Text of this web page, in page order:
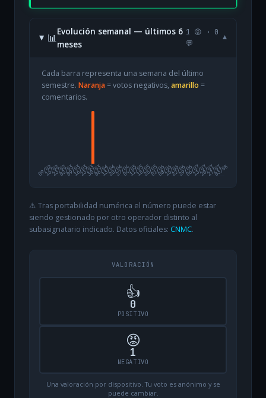
📊
Evolución semanal — últimos 6
meses
1 😡 · 0
💬
▾
Cada barra representa una semana del último
semestre. Naranja= votos negativos, amarillo =
comentarios.
09/02
16/0223/0202/0309/0316/0323/0330/0306/0413/0420/0427/0404/0511/0518/0525/0501/0608/0615/0622/0629/0606/0713/0720/0727/07
03/08
⚠️ Tras portabilidad numérica el número puede estar
siendo gestionado por otro operador distinto al
subasignatario indicado. Datos oficiales: CNMC.
VALORACIÓN
👍
0
POSITIVO
😡
1
NEGATIVO
Una valoración por dispositivo. Tu voto es anónimo y se
puede cambiar.